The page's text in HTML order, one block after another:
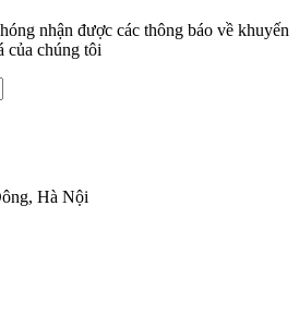
nhận được các thông báo về khuyến
của chúng tôi
Hà Nội